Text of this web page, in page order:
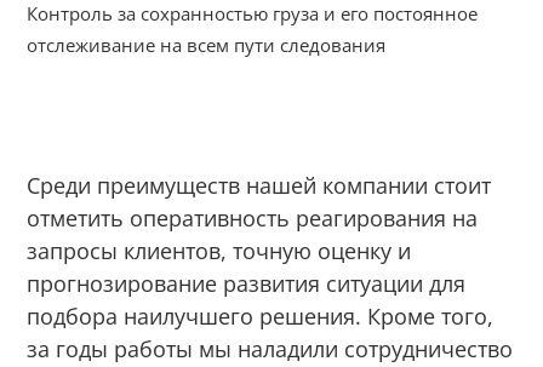
Контроль за сохранностью груза и его постоянное
отслеживание на всем пути следования
Среди преимуществ нашей компании стоит
отметить оперативность реагирования на
запросы клиентов, точную оценку и
прогнозирование развития ситуации для
подбора наилучшего решения. Кроме того,
за годы работы мы наладили сотрудничество